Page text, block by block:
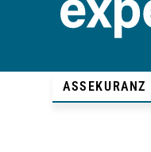
ASSEKURANZ